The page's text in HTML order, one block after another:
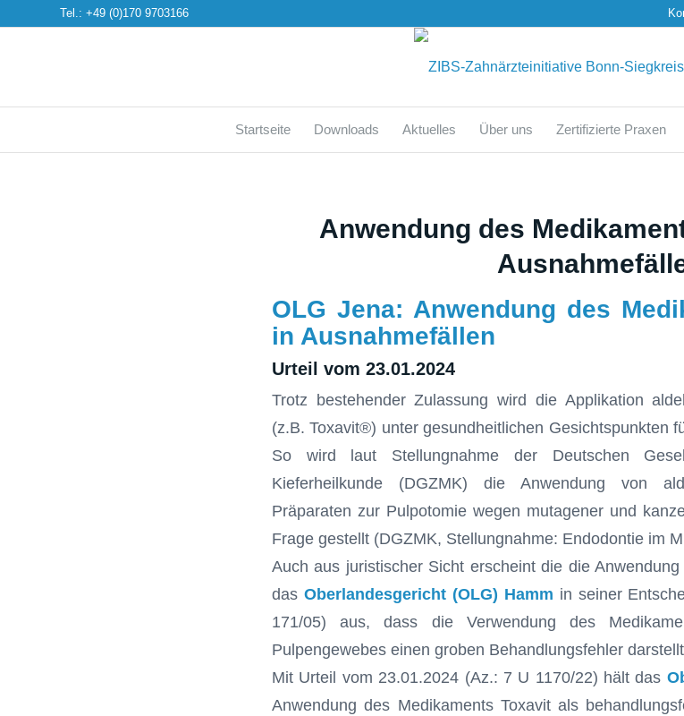
Tel.: +49 (0)170 9703166
Startseite Downloads Aktuelles Über uns Zertifizierte Praxen
Anwendung des
OLG Jena: Anwendung des
in Ausnahmefällen
Urteil vom 23.01.2024
Trotz bestehender Zulassung wird die Applikation
(z.B. Toxavit®) unter gesundheitlichen Gesichtspunkten
So wird laut Stellungnahme der Deutschen
Kieferheilkunde (DGZMK) die Anwendung von
Präparaten zur Pulpotomie wegen mutagener und
Frage gestellt (DGZMK, Stellungnahme: Endodontie im
Auch aus juristischer Sicht erscheint die die
das Oberlandesgericht (OLG) Hamm in seiner
171/05) aus, dass die Verwendung des
Pulpengewebes einen groben Behandlungsfehler
Mit Urteil vom 23.01.2024 (Az.: 7 U 1170/22) hält das
Anwendung des Medikaments Toxavit als